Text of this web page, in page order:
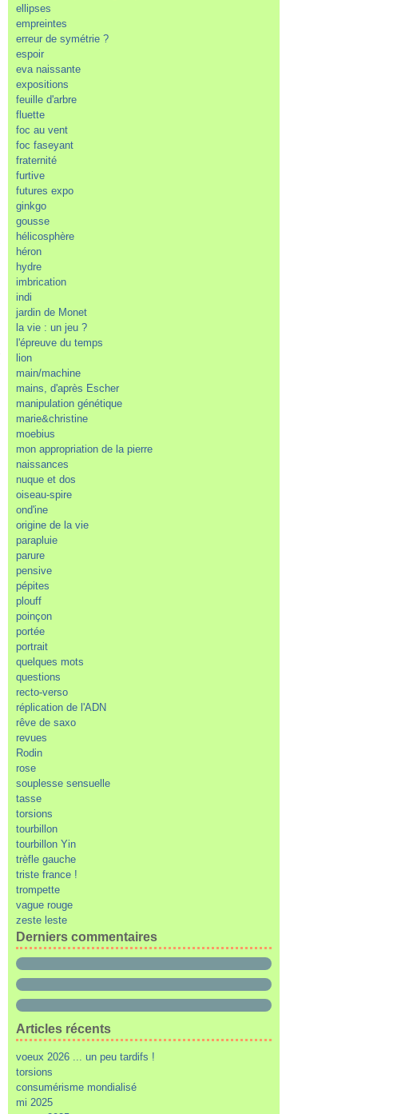
ellipses
empreintes
erreur de symétrie ?
espoir
eva naissante
expositions
feuille d'arbre
fluette
foc au vent
foc faseyant
fraternité
furtive
futures expo
ginkgo
gousse
hélicosphère
héron
hydre
imbrication
indi
jardin de Monet
la vie : un jeu ?
l'épreuve du temps
lion
main/machine
mains, d'après Escher
manipulation génétique
marie&christine
moebius
mon appropriation de la pierre
naissances
nuque et dos
oiseau-spire
ond'ine
origine de la vie
parapluie
parure
pensive
pépites
plouff
poinçon
portée
portrait
quelques mots
questions
recto-verso
réplication de l'ADN
rêve de saxo
revues
Rodin
rose
souplesse sensuelle
tasse
torsions
tourbillon
tourbillon Yin
trèfle gauche
triste france !
trompette
vague rouge
zeste leste
Derniers commentaires
Articles récents
voeux 2026 ... un peu tardifs !
torsions
consumérisme mondialisé
mi 2025